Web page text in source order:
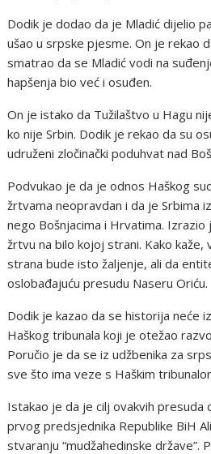
Dodik je dodao da je Mladić dijelio
ušao u srpske pjesme. On je rekao
smatrao da se Mladić vodi na
hapšenja bio već i osuđen.
On je istako da Tužilaštvo u Hagu
ko nije Srbin. Dodik je rekao da su
udruženi zločinački poduhvat nad
Podvukao je da je odnos Haškog
žrtvama neopravdan i da je Srbima
nego Bošnjacima i Hrvatima. Izrazio
žrtvu na bilo kojoj strani. Kako kaže,
strana bude isto žaljenje, ali da
oslobađajuću presudu Naseru Oriću.
Dodik je kazao da se historija neće
Haškog tribunala koji je otežao
Poručio je da se iz udžbenika za
sve što ima veze s Haškim
Istakao je da je cilj ovakvih presuda
prvog predsjednika Republike BiH
stvaranju “mudžahedinske države”.